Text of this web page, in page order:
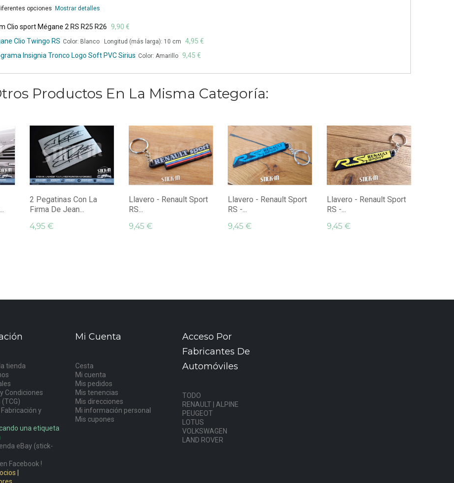
opciones Mostrar detalles
Clio sport Mégane 2 RS R25 R26
9,90 €
Clio Twingo RS Color: Blanco Longitud (más larga): 10 cm
4,95 €
Insignia Tronco Logo Soft PVC Sirius Color: Amarillo 9,45 €
Productos En La Misma Categoría:
2 Pegatinas Con La
Firma De Jean...
4,95 €
Llavero - Renault Sport
RS...
9,45 €
Llavero - Renault Sport
RS -...
9,45 €
Llavero - Renault Sport
RS -...
9,45 €
tienda
Condiciones
y
una etiqueta
eBay (stick-
Facebook !
|
Mi Cuenta
Cesta
Mi cuenta
Mis pedidos
Mis tenencias
Mis direcciones
Mi información personal
Mis cupones
Acceso Por
Fabricantes De
Automóviles
TODO
RENAULT | ALPINE
PEUGEOT
LOTUS
VOLKSWAGEN
LAND ROVER